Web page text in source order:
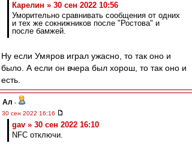
Карелин » 30 сен 2022 10:56
Уморительно сравнивать сообщения от одних
и тех же сокнижников после "Ростова" и
после бамжей.
Ну если Умяров играл ужасно, то так оно и
было. А если он вчера был хорош, то так оно и
есть.
Ал -
30 сен 2022 16:16
gav » 30 сен 2022 16:10
NFC отключи.